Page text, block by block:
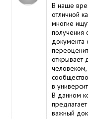
В наше
отличной
многие
получения
документа
в
В данном
важный